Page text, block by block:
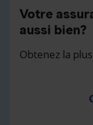
Votre
aussi bien?
Obtenez la